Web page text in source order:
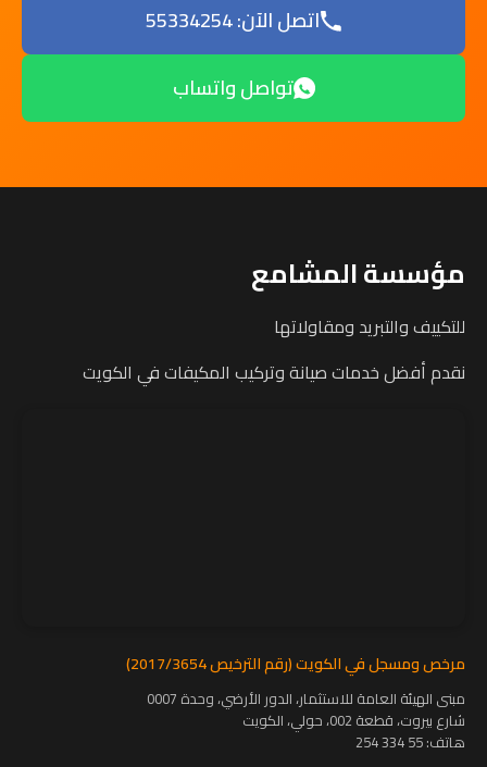
اتصل الآن: 55334254
تواصل واتساب
مؤسسة المشامع
للتكييف والتبريد ومقاولاتها
نقدم أفضل خدمات صيانة وتركيب المكيفات في الكويت
مرخص ومسجل في الكويت (رقم الترخيص 2017/3654)
مبنى الهيئة العامة للاستثمار، الدور الأرضي، وحدة 0007
شارع بيروت، قطعة 002، حولي، الكويت
هاتف:55 334 254